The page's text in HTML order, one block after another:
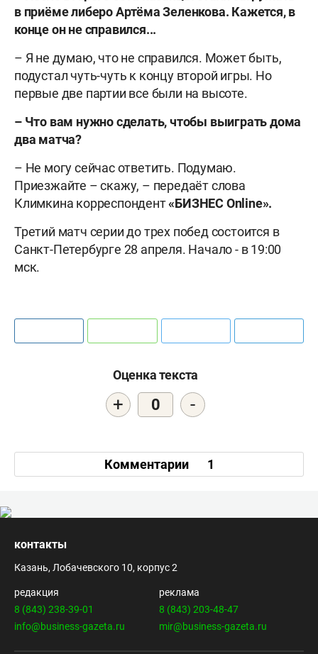
в приёме либеро Артёма Зеленкова. Кажется, в
конце он не справился...
– Я не думаю, что не справился. Может быть,
подустал чуть-чуть к концу второй игры. Но
первые две партии все были на высоте.
– Что вам нужно сделать, чтобы выиграть дома
два матча?
– Не могу сейчас ответить. Подумаю.
Приезжайте – скажу, – передаёт слова
Климкина корреспондент«БИЗНЕС Online».
Третий матч серии до трех побед состоится в
Санкт-Петербурге 28 апреля. Начало - в 19:00
мск.
Оценка текста
+ 0 -
Комментарии 1
контакты
Казань, Лобачевского 10, корпус 2
редакция
8 (843) 238-39-01
info@business-gazeta.ru
реклама
8 (843) 203-48-47
mir@business-gazeta.ru